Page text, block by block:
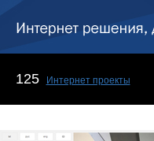
125 Интернет проекты